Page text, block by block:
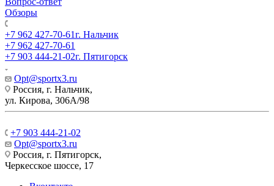
Обзоры
+7 962 427-70-61г. Нальчик
+7 962 427-70-61
+7 903 444-21-02г. Пятигорск
Opt@sportx3.ru
Россия, г. Нальчик,
ул. Кирова, 306А/98
+7 903 444-21-02
Opt@sportx3.ru
Россия, г. Пятигорск,
Черкесское шоссе, 17